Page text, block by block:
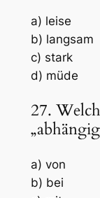
a) leise
b) langsam
c) stark
d) müde
27.
a) von
b) bei